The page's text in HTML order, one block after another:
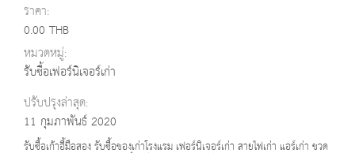
ราคา:
0.00 THB
หมวดหมู่:
รับซื้อเฟอร์นิเจอร์เก่า
ปรับปรุงล่าสุด:
11 กุมภาพันธ์ 2020
รับซื้อเก้าอี้มือสอง รับซื้อของเก่าโรงแรม เฟอร์นิเจอร์เก่า สายไฟเก่า แอร์เก่า ขวด